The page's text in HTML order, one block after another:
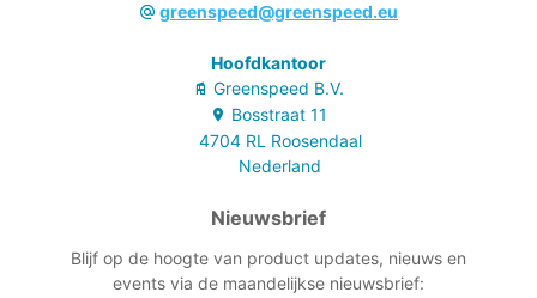
greenspeed@greenspeed.eu
Hoofdkantoor
Greenspeed B.V.
Bosstraat 11
4704 RL Roosendaal
Nederland
Nieuwsbrief
Blijf op de hoogte van product updates, nieuws en
events via de maandelijkse nieuwsbrief: